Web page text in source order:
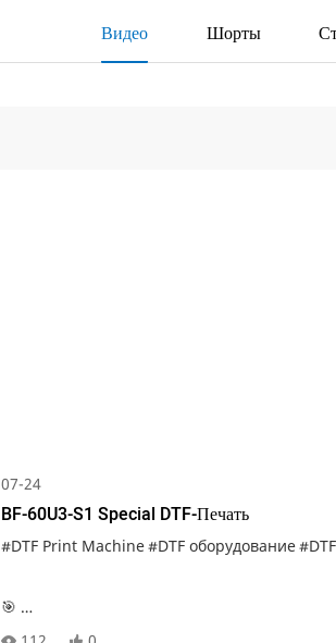
Видео Шорты
#DTF принтер оптом
07-24
BF-60U3-S1 Special DTF-Печать
#DTF Print Machine#DTF оборудование#DTF
🎯
Преимущества и основные моменты